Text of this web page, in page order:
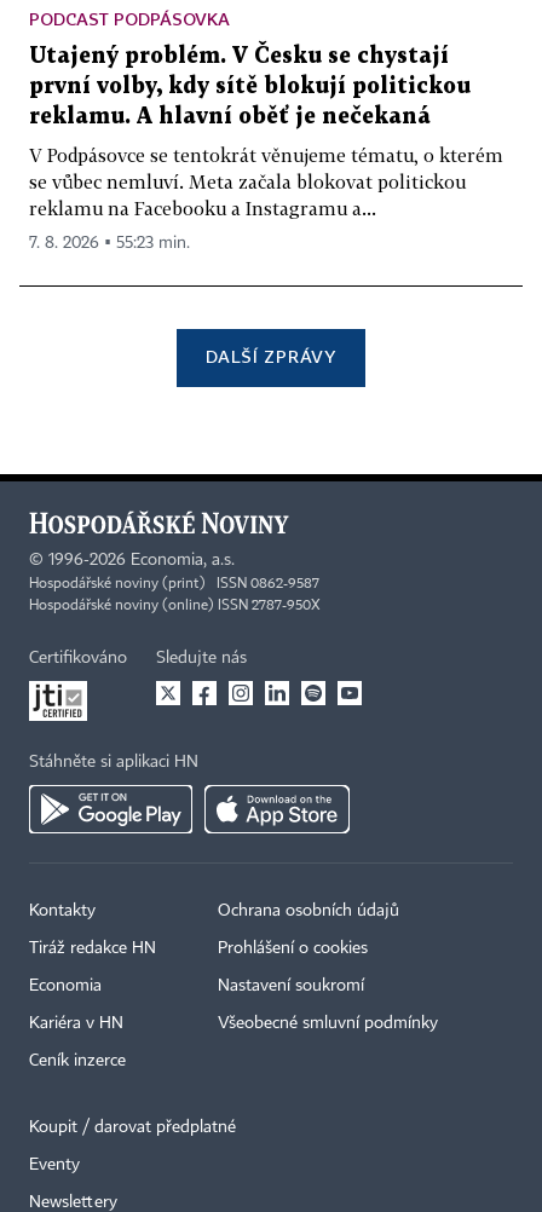
PODCAST PODPÁSOVKA
Utajený problém. V Česku se chystají
první volby, kdy sítě blokují politickou
reklamu. A hlavní oběť je nečekaná
V Podpásovce se tentokrát věnujeme tématu, o kterém
se vůbec nemluví. Meta začala blokovat politickou
reklamu na Facebooku a Instagramu a...
7. 8. 2026 ▪ 55:23 min.
DALŠÍ ZPRÁVY
© 1996-2026 Economia, a.s.
Hospodářské noviny (print) ISSN 0862-9587
Hospodářské noviny (online) ISSN 2787-950X
Certifikováno Sledujte nás
Stáhněte si aplikaci HN
Kontakty
Tiráž redakce HN
Economia
Kariéra v HN
Ceník inzerce
Ochrana osobních údajů
Prohlášení o cookies
Nastavení soukromí
Všeobecné smluvní podmínky
Koupit / darovat předplatné
Eventy
Newslettery